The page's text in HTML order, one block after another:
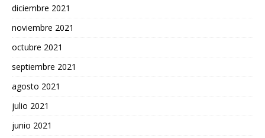
diciembre 2021
noviembre 2021
octubre 2021
septiembre 2021
agosto 2021
julio 2021
junio 2021